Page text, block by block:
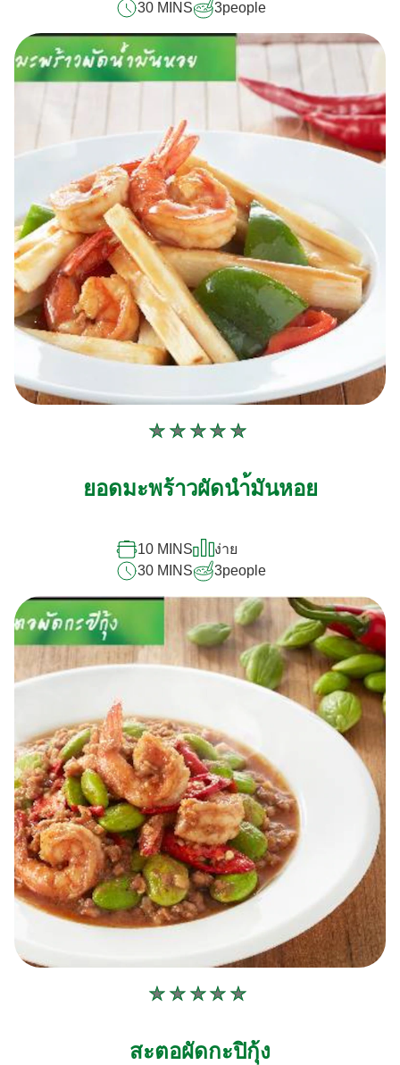
นี้
30 MINS 3people
ไม่มี
ให้
สำหรับ
recipe
นี้
ยอดมะพร้าวผัดนำ้มันหอย
10 MINS
ง่าย
30 MINS
3people
ไม่มี
ให้
สะตอผัดกะปิกุ้ง